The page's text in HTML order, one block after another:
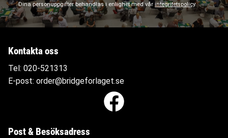
Dina personuppgifter behandlas i enlighet med vår integritetspolicy.
Kontakta oss
Tel: 020-521313
E-post: order@bridgeforlaget.se
Post & Besöksadress